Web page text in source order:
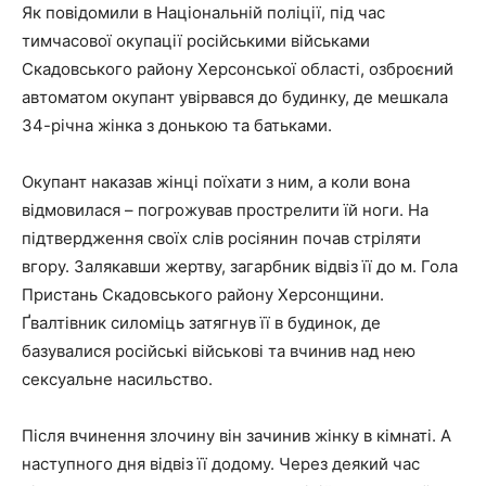
Як повідомили в Національній поліції, під час
тимчасової окупації російськими військами
Скадовського району Херсонської області, озброєний
автоматом окупант увірвався до будинку, де мешкала
34-річна жінка з донькою та батьками.
Окупант наказав жінці поїхати з ним, а коли вона
відмовилася – погрожував прострелити їй ноги. На
підтвердження своїх слів росіянин почав стріляти
вгору. Залякавши жертву, загарбник відвіз її до м. Гола
Пристань Скадовського району Херсонщини.
Ґвалтівник силоміць затягнув її в будинок, де
базувалися російські військові та вчинив над нею
сексуальне насильство.
Після вчинення злочину він зачинив жінку в кімнаті. А
наступного дня відвіз її додому. Через деякий час